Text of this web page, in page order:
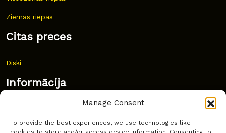
Manage Consent
To provide the best experiences, we use technologies like
Ziemas riepas
Citas preces
Diski
Informācija
Bieži uzdoti jautājumi